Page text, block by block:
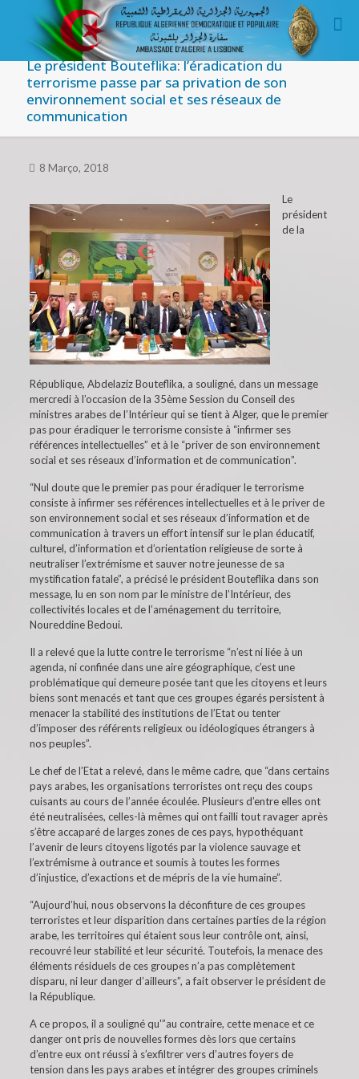
Le président Bouteflika: l’éradication du
terrorisme passe par sa privation de son
environnement social et ses réseaux de
communication
8 Março, 2018
Le
président
de la
République, Abdelaziz Bouteflika, a souligné, dans un message
mercredi à l’occasion de la 35ème Session du Conseil des
ministres arabes de l’Intérieur qui se tient à Alger, que le premier
pas pour éradiquer le terrorisme consiste à “infirmer ses
références intellectuelles” et à le “priver de son environnement
social et ses réseaux d’information et de communication”.
“Nul doute que le premier pas pour éradiquer le terrorisme
consiste à infirmer ses références intellectuelles et à le priver de
son environnement social et ses réseaux d’information et de
communication à travers un effort intensif sur le plan éducatif,
culturel, d’information et d’orientation religieuse de sorte à
neutraliser l’extrémisme et sauver notre jeunesse de sa
mystification fatale”, a précisé le président Bouteflika dans son
message, lu en son nom par le ministre de l’Intérieur, des
collectivités locales et de l’aménagement du territoire,
Noureddine Bedoui.
Il a relevé que la lutte contre le terrorisme “n’est ni liée à un
agenda, ni confinée dans une aire géographique, c’est une
problématique qui demeure posée tant que les citoyens et leurs
biens sont menacés et tant que ces groupes égarés persistent à
menacer la stabilité des institutions de l’Etat ou tenter
d’imposer des référents religieux ou idéologiques étrangers à
nos peuples”.
Le chef de l’Etat a relevé, dans le même cadre, que “dans certains
pays arabes, les organisations terroristes ont reçu des coups
cuisants au cours de l’année écoulée. Plusieurs d’entre elles ont
été neutralisées, celles-là mêmes qui ont failli tout ravager après
s’être accaparé de larges zones de ces pays, hypothéquant
l’avenir de leurs citoyens ligotés par la violence sauvage et
l’extrémisme à outrance et soumis à toutes les formes
d’injustice, d’exactions et de mépris de la vie humaine”.
“Aujourd’hui, nous observons la déconfiture de ces groupes
terroristes et leur disparition dans certaines parties de la région
arabe, les territoires qui étaient sous leur contrôle ont, ainsi,
recouvré leur stabilité et leur sécurité. Toutefois, la menace des
éléments résiduels de ces groupes n’a pas complètement
disparu, ni leur danger d’ailleurs”, a fait observer le président de
la République.
A ce propos, il a souligné qu'”au contraire, cette menace et ce
danger ont pris de nouvelles formes dès lors que certains
d’entre eux ont réussi à s’exfiltrer vers d’autres foyers de
tension dans les pays arabes et intégrer des groupes criminels